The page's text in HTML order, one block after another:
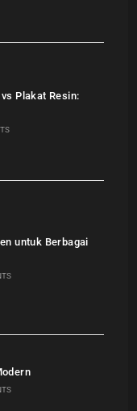
Plakat Resin:
untuk Berbagai